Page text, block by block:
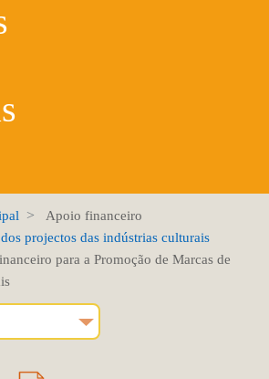
Apoio financeiro
projectos das indústrias culturais
para a Promoção de Marcas de